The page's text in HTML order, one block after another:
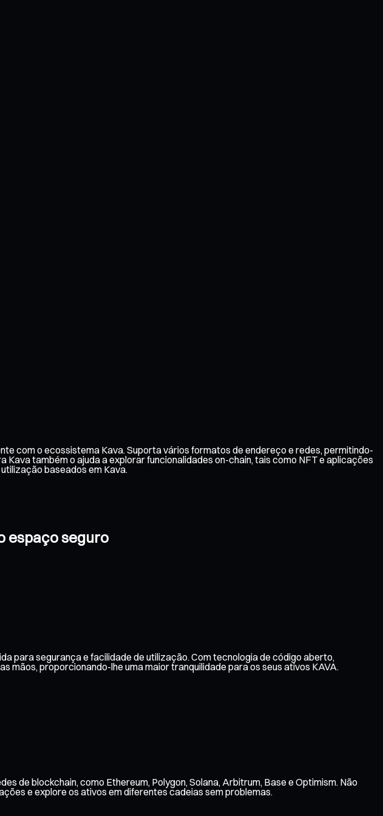
com o ecossistema Kava. Suporta vários formatos de endereço e redes, permitindo-
também o ajuda a explorar funcionalidades on-chain, tais como NFT e aplicações
baseados em Kava.
espaço seguro
para segurança e facilidade de utilização. Com tecnologia de código aberto,
proporcionando-lhe uma maior tranquilidade para os seus ativos KAVA.
de blockchain, como Ethereum, Polygon, Solana, Arbitrum, Base e Optimism. Não
e explore os ativos em diferentes cadeias sem problemas.